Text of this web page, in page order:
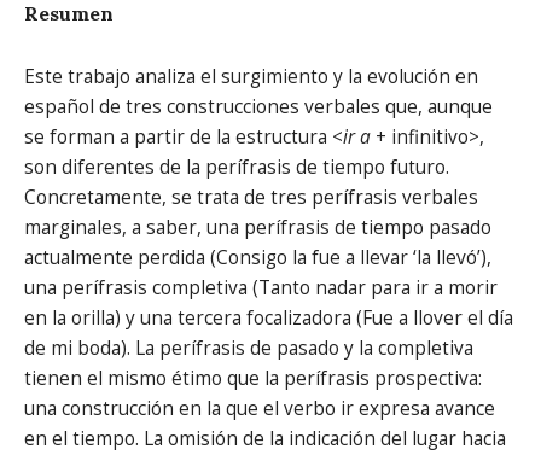
Resumen
Este trabajo analiza el surgimiento y la evolución en
español de tres construcciones verbales que, aunque
se forman a partir de la estructura <ir a + infinitivo>,
son diferentes de la perífrasis de tiempo futuro.
Concretamente, se trata de tres perífrasis verbales
marginales, a saber, una perífrasis de tiempo pasado
actualmente perdida (Consigo la fue a llevar ‘la llevó’),
una perífrasis completiva (Tanto nadar para ir a morir
en la orilla) y una tercera focalizadora (Fue a llover el día
de mi boda). La perífrasis de pasado y la completiva
tienen el mismo étimo que la perífrasis prospectiva:
una construcción en la que el verbo ir expresa avance
en el tiempo. La omisión de la indicación del lugar hacia